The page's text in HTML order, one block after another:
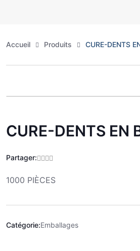
Accueil Produits CURE-DENTS
CURE-DENTS EN
Partager:
1000 PIÈCES
Catégorie:Emballages